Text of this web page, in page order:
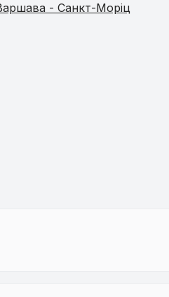
- Санкт-Моріц